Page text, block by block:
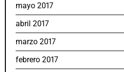
mayo 2017
abril 2017
marzo 2017
febrero 2017